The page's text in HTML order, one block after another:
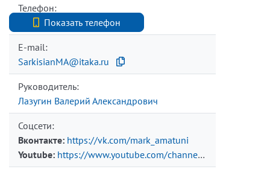
Телефон:
Показать телефон
+7 9219401950
E-mail:
SarkisianMA@itaka.ru
Руководитель:
Лазугин Валерий Александрович
Соцсети:
Вконтакте: https://vk.com/mark_amatuni
Youtube: https://www.youtube.com/channel/UCJImu_OyO0B_uHautaKKzrw